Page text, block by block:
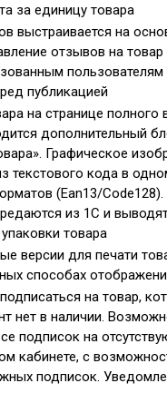
за единицу товара
выстраивается на
отзывов на товар
пользователям
публикацией
на странице полного
дополнительный
Графическое
текстового кода в
(Ean13/Code128).
из 1С и
товара
версии для печати
способах
на товар,
нет в наличии.
подписок на
кабинете, с
подписок.